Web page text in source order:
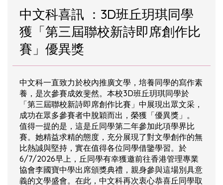
中文科喜訊 ：3D班丘玥琪同學
獲「第三屆聯校新詩即席創作比
賽」優異獎
中文科一直致力於校內推廣文學，培養同學的寫作素
養，是次參賽成效斐然。本校3D班丘玥琪同學於
「第三屆聯校新詩即席創作比賽」中展現出眾文采，
成功在眾多參賽者中脫穎而出，榮獲「優異獎」。
值得一提的是，這是丘同學第二年參加此項學界比
賽。她精益求精的態度，充分展現了對文學創作的無
比熱誠與堅持，實在值得各位同學借鑒學習。於
6/7/2026早上，丘同學有幸獲邀前往香港管理專業
協會李國寶中學出席頒獎典禮，親身參與這場別具意
義的文學盛會。在此，中文科再次衷心恭喜丘同學取